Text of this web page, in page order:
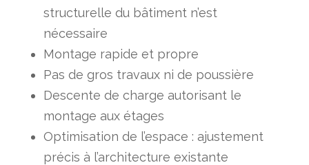
structurelle du bâtiment n’est
nécessaire
Montage rapide et propre
Pas de gros travaux ni de poussière
Descente de charge autorisant le
montage aux étages
Optimisation de l’espace : ajustement
précis à l’architecture existante